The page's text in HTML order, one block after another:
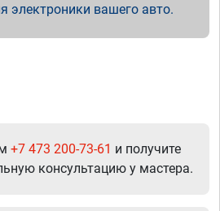
электроники вашего авто.
+7 473 200-73-61 и получите
консультацию у мастера.